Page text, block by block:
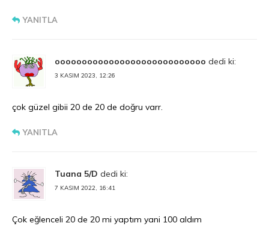
YANITLA
oooooooooooooooooooooooooooo dedi ki:
3 KASIM 2023, 12:26
çok güzel gibii 20 de 20 de doğru varr.
YANITLA
Tuana 5/D dedi ki:
7 KASIM 2022, 16:41
Çok eğlenceli 20 de 20 mi yaptım yani 100 aldım